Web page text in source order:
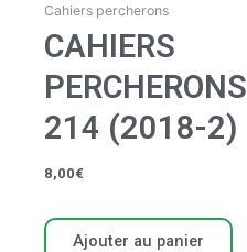
Cahiers percherons
CAHIERS
PERCHERONS
214 (2018-2)
8,00€
Ajouter au panier